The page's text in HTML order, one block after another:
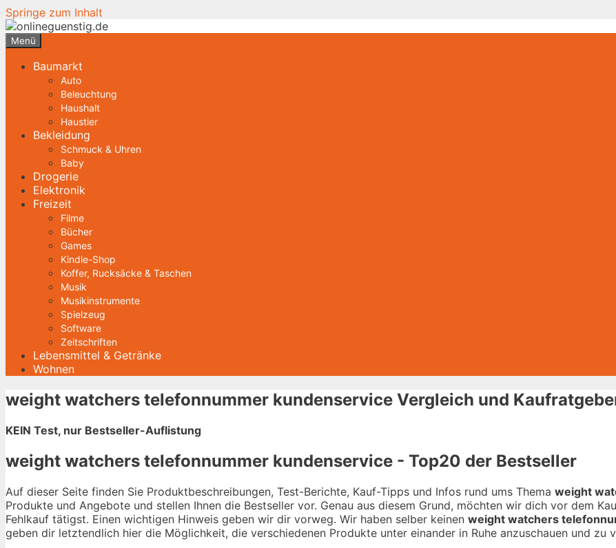
Springe zum Inhalt
Menü
Baumarkt
Auto
Beleuchtung
Haushalt
Haustier
Bekleidung
Schmuck & Uhren
Baby
Drogerie
Elektronik
Freizeit
Filme
Bücher
Games
Kindle-Shop
Koffer, Rucksäcke & Taschen
Musik
Musikinstrumente
Spielzeug
Software
Zeitschriften
Lebensmittel & Getränke
Wohnen
weight watchers telefonnummer kundenservice Vergleich und
KEIN Test, nur Bestseller-Auflistung
weight watchers telefonnummer kundenservice - Top20 der Bestseller
Auf dieser Seite finden Sie Produktbeschreibungen, Test-Berichte, Kauf-Tipps und Infos rund ums Thema weight
Produkte und Angebote und stellen Ihnen die Bestseller vor. Genau aus diesem Grund, möchten wir dich vor dem
Fehlkauf tätigst. Einen wichtigen Hinweis geben wir dir vorweg. Wir haben selber keinen weight watchers
geben dir letztendlich hier die Möglichkeit, die verschiedenen Produkte unter einander in Ruhe anzuschauen und zu